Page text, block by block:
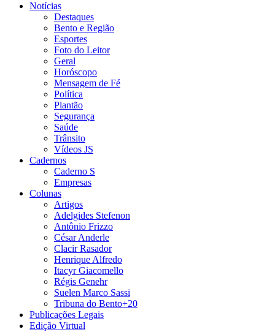
Notícias
Destaques
Bento e Região
Esportes
Foto do Leitor
Geral
Horóscopo
Mensagem de Fé
Política
Plantão
Segurança
Saúde
Trânsito
Vídeos JS
Cadernos
Caderno S
Empresas
Colunas
Artigos
Adelgides Stefenon
Antônio Frizzo
César Anderle
Clacir Rasador
Henrique Alfredo
Itacyr Giacomello
Régis Genehr
Suelen Marco Sassi
Tribuna do Bento+20
Publicações Legais
Edição Virtual